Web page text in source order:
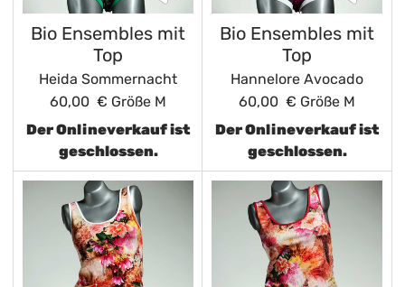
Bio Ensembles mit
Top
Heida Sommernacht
60,00 € Größe M
Der Onlineverkauf ist
geschlossen.
Bio Ensembles mit
Top
Hannelore Avocado
60,00 € Größe M
Der Onlineverkauf ist
geschlossen.